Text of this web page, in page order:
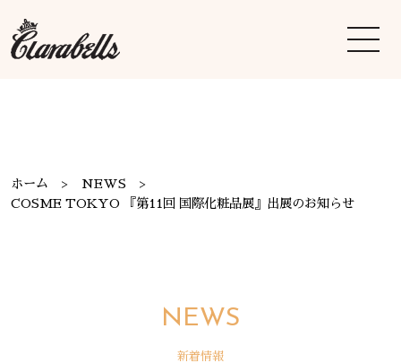
ホーム
NEWS
COSME TOKYO 『第11回 国際化粧品展』出展のお知らせ
NEWS
新着情報